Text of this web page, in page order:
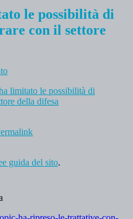
le possibilità di
con il settore
limitato le possibilità di
della difesa
guida del sito.